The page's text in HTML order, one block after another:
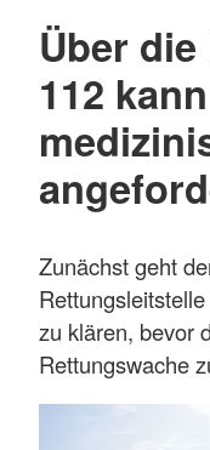
Über die
112
Zunächst geht
zu klären, bevor
Rettungswache